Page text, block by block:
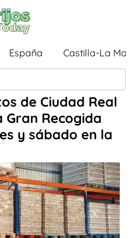
España Castilla-La
de Ciudad Real
Gran Recogida
y sábado en la